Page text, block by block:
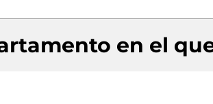
en el